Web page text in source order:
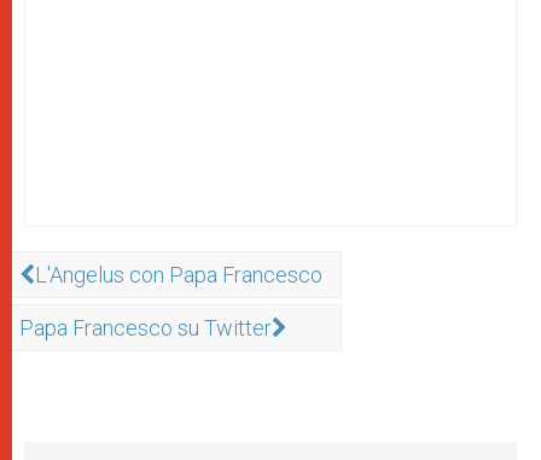
L'Angelus con Papa Francesco
Papa Francesco su Twitter